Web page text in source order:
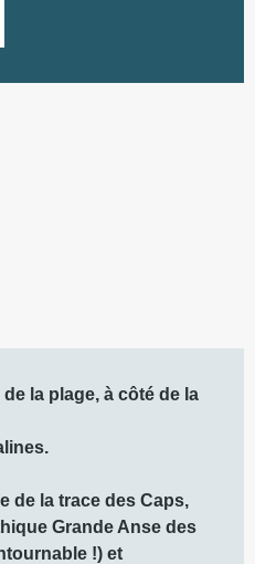
la plage, à côté de la
de la trace des Caps,
Grande Anse des
!) et